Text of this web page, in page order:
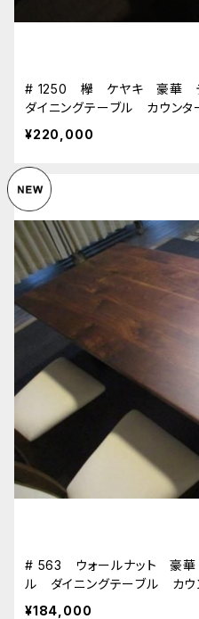
# 1250 欅 ケヤキ 豪華
ダイニングテーブル カウ
板
¥220,000
# 563 ウォールナット 豪
ル ダイニングテーブル
一枚板
¥184,000